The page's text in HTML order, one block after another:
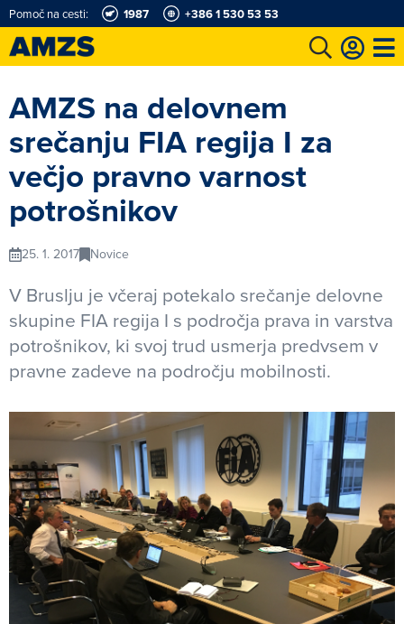
Pomoč na cesti: 1987 +386 1 530 53 53
AMZS na delovnem
srečanju FIA regija I za
večjo pravno varnost
potrošnikov
25. 1. 2017 Novice
V Bruslju je včeraj potekalo srečanje delovne
skupine FIA regija I s področja prava in varstva
potrošnikov, ki svoj trud usmerja predvsem v
pravne zadeve na področju mobilnosti.